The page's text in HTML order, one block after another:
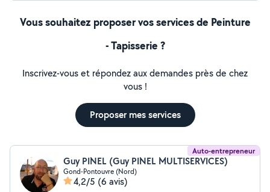
Vous souhaitez proposer vos services de Peinture
- Tapisserie ?
Inscrivez-vous et répondez aux demandes près de chez
vous !
Proposer mes services
Auto-entrepreneur
Guy PINEL (Guy PINEL MULTISERVICES)
Gond-Pontouvre (Nord)
4,2/5 (6 avis)